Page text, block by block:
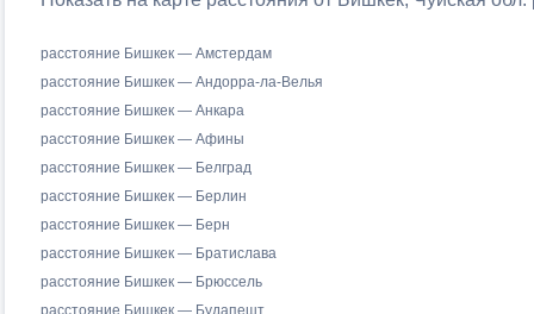
расстояние Бишкек — Амстердам
расстояние Бишкек — Андорра-ла-Велья
расстояние Бишкек — Анкара
расстояние Бишкек — Афины
расстояние Бишкек — Белград
расстояние Бишкек — Берлин
расстояние Бишкек — Берн
расстояние Бишкек — Братислава
расстояние Бишкек — Брюссель
расстояние Бишкек — Будапешт